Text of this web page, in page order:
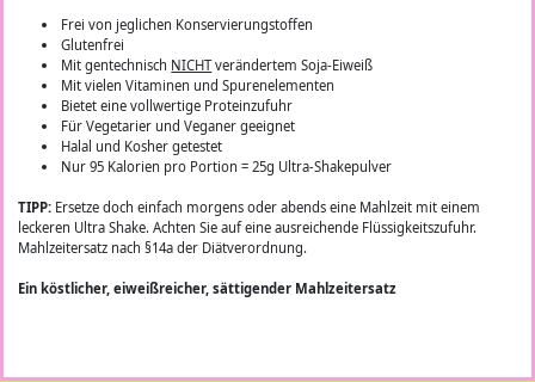
Frei von jeglichen Konservierungstoffen
Glutenfrei
Mit gentechnisch NICHTverändertem Soja-Eiweiß
Mit vielen Vitaminen und Spurenelementen
Bietet eine vollwertige Proteinzufuhr
Für Vegetarier und Veganer geeignet
Halal und Kosher getestet
Nur 95 Kalorien pro Portion = 25g Ultra-Shakepulver
TIPP: Ersetze doch einfach morgens oder abends eine Mahlzeit mit einem
leckeren Ultra Shake. Achten Sie auf eine ausreichende Flüssigkeitszufuhr.
Mahlzeitersatz nach §14a der Diätverordnung.
Ein köstlicher, eiweißreicher, sättigender Mahlzeitersatz